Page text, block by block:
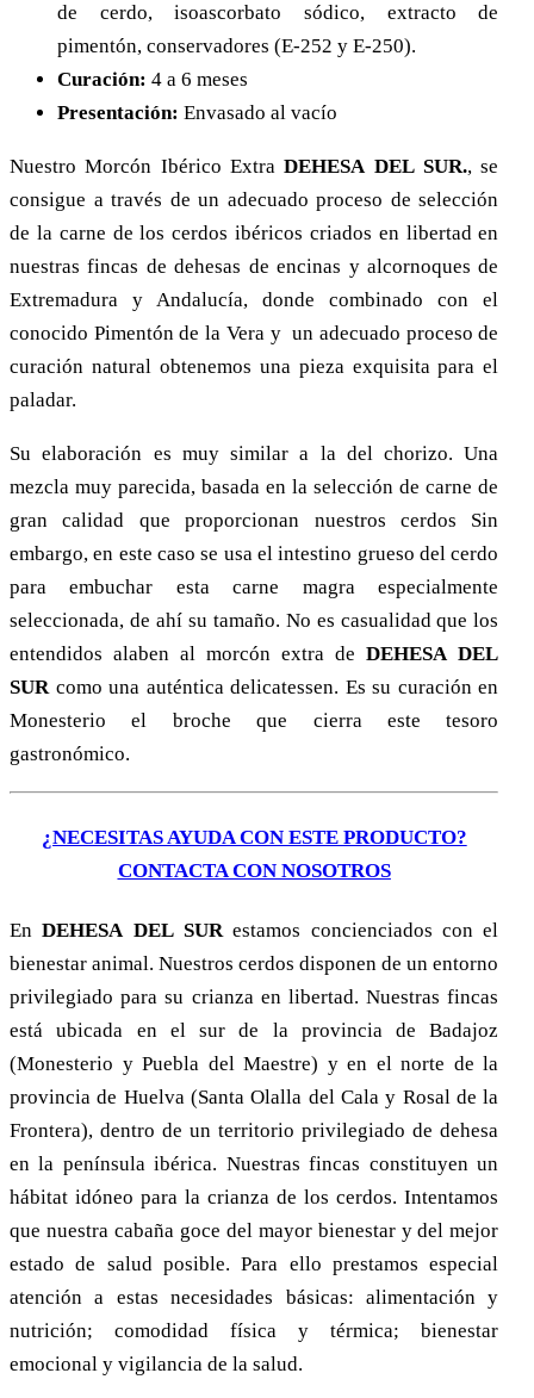
de cerdo, isoascorbato sódico, extracto de
pimentón, conservadores (E-252 y E-250).
Curación: 4 a 6 meses
Presentación: Envasado al vacío
Nuestro Morcón Ibérico ExtraDEHESA DEL SUR., se
consigue a través de un adecuado proceso de selección
de la carne de los cerdos ibéricos criados en libertad en
nuestras fincas de dehesas de encinas y alcornoques de
Extremadura y Andalucía, donde combinado con el
conocido Pimentón de la Vera y un adecuado proceso de
curación natural obtenemos una pieza exquisita para el
paladar.
Su elaboración es muy similar a la del chorizo. Una
mezcla muy parecida, basada en la selección de carne de
gran calidad que proporcionan nuestros cerdos Sin
embargo, en este caso se usa el intestino grueso del cerdo
para embuchar esta carne magra especialmente
seleccionada, de ahí su tamaño. No es casualidad que los
entendidos alaben al morcón extra deDEHESA DEL
SURcomo una auténtica delicatessen. Es su curación en
Monesterio el broche que cierra este tesoro
gastronómico.
¿NECESITAS AYUDA CON ESTE PRODUCTO?
CONTACTA CON NOSOTROS
EnDEHESA DEL SURestamos concienciados con el
bienestar animal. Nuestros cerdos disponen de un entorno
privilegiado para su crianza en libertad. Nuestras fincas
está ubicada en el sur de la provincia de Badajoz
(Monesterio y Puebla del Maestre) y en el norte de la
provincia de Huelva (Santa Olalla del Cala y Rosal de la
Frontera), dentro de un territorio privilegiado de dehesa
en la península ibérica. Nuestras fincas constituyen un
hábitat idóneo para la crianza de los cerdos. Intentamos
que nuestra cabaña goce del mayor bienestar y del mejor
estado de salud posible. Para ello prestamos especial
atención a estas necesidades básicas: alimentación y
nutrición; comodidad física y térmica; bienestar
emocional y vigilancia de la salud.